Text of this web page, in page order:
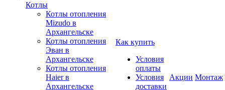
Котлы
Котлы отопления
Mizudo в
Архангельске
Котлы отопления
Эван в
Архангельске
Котлы отопления
Haier в
Архангельске
Как купить
Условия
оплаты
Условия
доставки
Акции Монтаж